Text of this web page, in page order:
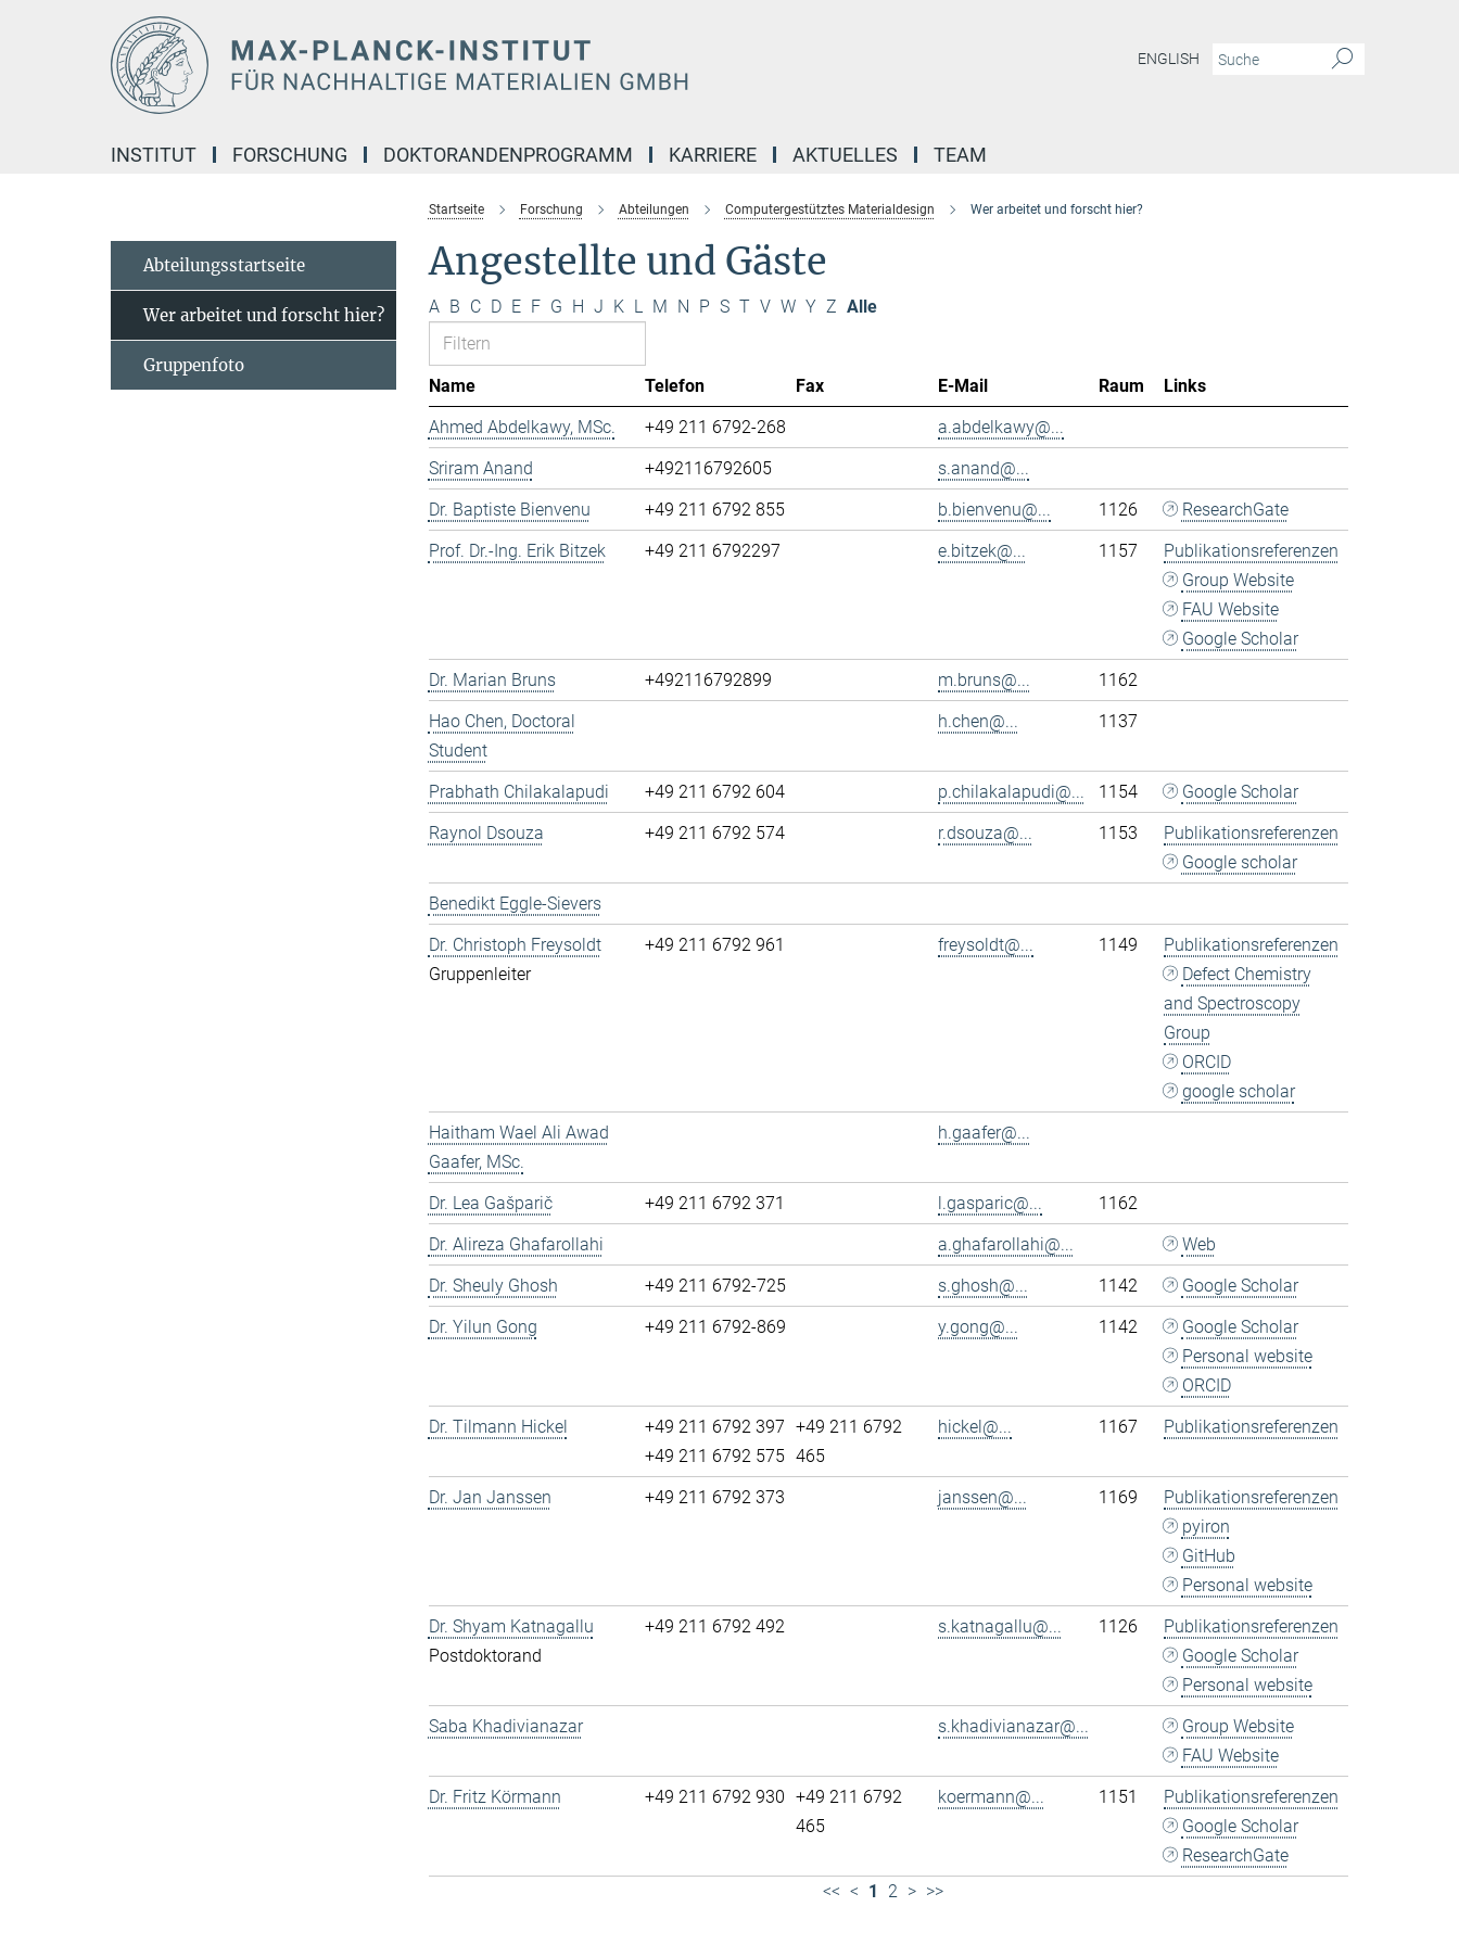
ENGLISH
INSTITUT FORSCHUNG DOKTORANDENPROGRAMM KARRIERE AKTUELLES TEAM
Startseite Forschung Abteilungen Computergestütztes Materialdesign Wer arbeitet und forscht hier?
Angestellte und Gäste
A B C D E F G H J K L M N P S T V W Y Z Alle
Name Telefon Fax E-Mail Raum
Links
Ahmed Abdelkawy, MSc.
+49 211 6792-268
a.abdelkawy@...
Sriram Anand
+492116792605
s.anand@...
Dr. Baptiste Bienvenu
+49 211 6792 855 b.bienvenu@... 1126
ResearchGate
Prof. Dr.-Ing. Erik Bitzek
+49 211 6792297 e.bitzek@... 1157
Publikationsreferenzen
Group Website
FAU Website
Google Scholar
Dr. Marian Bruns
+492116792899 m.bruns@...
1162
Hao Chen, Doctoral
Student
h.chen@... 1137
Prabhath Chilakalapudi +49 211 6792 604 p.chilakalapudi@... 1154
Google Scholar
Raynol Dsouza
+49 211 6792 574 r.dsouza@... 1153
Publikationsreferenzen
Google scholar
Benedikt Eggle-Sievers
Dr. Christoph Freysoldt
Gruppenleiter
+49 211 6792 961 freysoldt@... 1149
Publikationsreferenzen
Defect Chemistry
and Spectroscopy
Group
ORCID
google scholar
Haitham Wael Ali Awad
Gaafer, MSc.
h.gaafer@...
Dr. Lea Gašparič +49 211 6792 371 l.gasparic@...
1162
Dr. Alireza Ghafarollahi
a.ghafarollahi@...
Web
Dr. Sheuly Ghosh
+49 211 6792-725 s.ghosh@... 1142
Google Scholar
Dr. Yilun Gong
+49 211 6792-869 y.gong@... 1142
Google Scholar
Personal website
ORCID
Dr. Tilmann Hickel
+49 211 6792 397
+49 211 6792 575
+49 211 6792
465
hickel@... 1167 Publikationsreferenzen
Dr. Jan Janssen +49 211 6792 373 janssen@... 1169
Publikationsreferenzen
pyiron
GitHub
Personal website
Dr. Shyam Katnagallu
Postdoktorand
+49 211 6792 492 s.katnagallu@... 1126
Publikationsreferenzen
Google Scholar
Personal website
Saba Khadivianazar
s.khadivianazar@...
Group Website
FAU Website
Dr. Fritz Körmann
+49 211 6792 930 +49 211 6792
465
koermann@... 1151
Publikationsreferenzen
Google Scholar
ResearchGate
<< < 1 2 > >>
Abteilungsstartseite
Wer arbeitet und forscht hier?
Gruppenfoto